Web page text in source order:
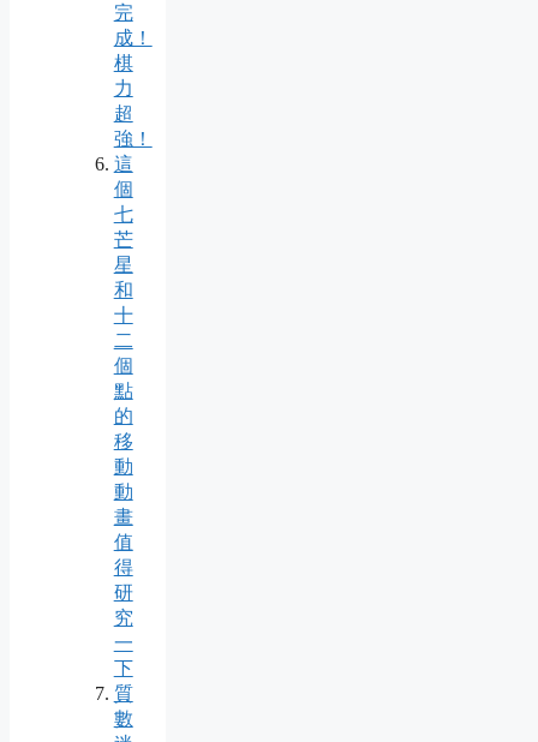
完
成！
棋
力
超
強！
這
個
七
芒
星
和
十
二
個
點
的
移
動
動
畫
值
得
研
究
一
下
質
數